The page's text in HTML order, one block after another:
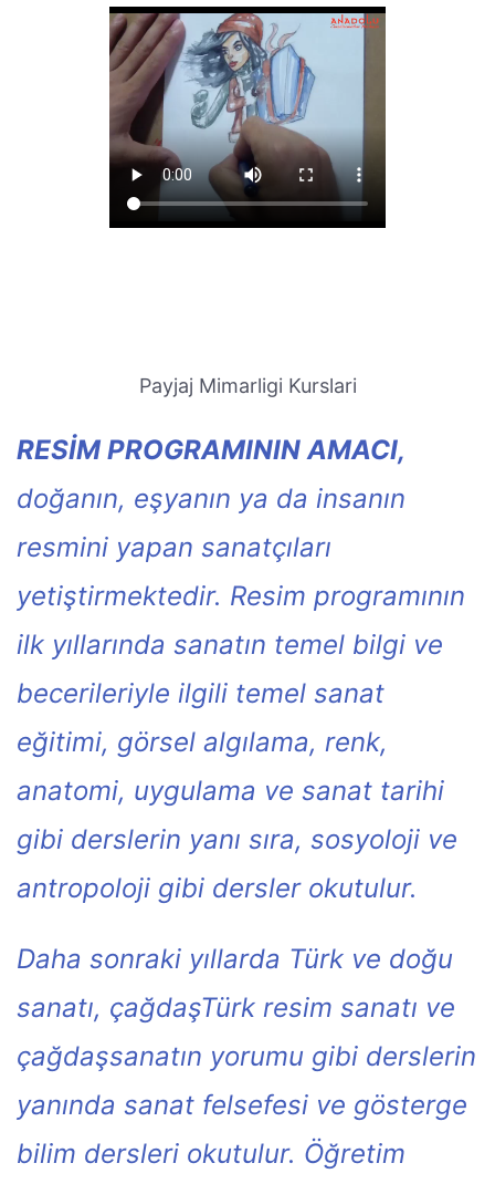
Payjaj Mimarligi Kurslari
RESİM PROGRAMININ AMACI,
doğanın, eşyanın ya da insanın
resmini yapan sanatçıları
yetiştirmektedir. Resim programının
ilk yıllarında sanatın temel bilgi ve
becerileriyle ilgili temel sanat
eğitimi, görsel algılama, renk,
anatomi, uygulama ve sanat tarihi
gibi derslerin yanı sıra, sosyoloji ve
antropoloji gibi dersler okutulur.
Daha sonraki yıllarda Türk ve doğu
sanatı, çağdaşTürk resim sanatı ve
çağdaşsanatın yorumu gibi derslerin
yanında sanat felsefesi ve gösterge
bilim dersleri okutulur. Öğretim